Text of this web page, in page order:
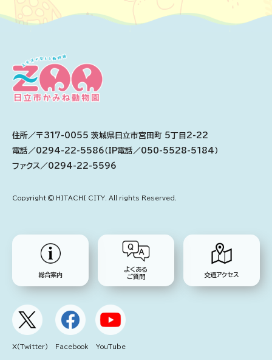
住所／〒317-0055 茨城県日立市宮田町 5丁目2-22
電話／0294-22-5586（IP電話／050-5528-5184）
ファクス／0294-22-5596
Copyright © HITACHI CITY. All rights Reserved.
総合案内
よくある
ご質問
交通アクセス
X(Twitter) Facebook YouTube